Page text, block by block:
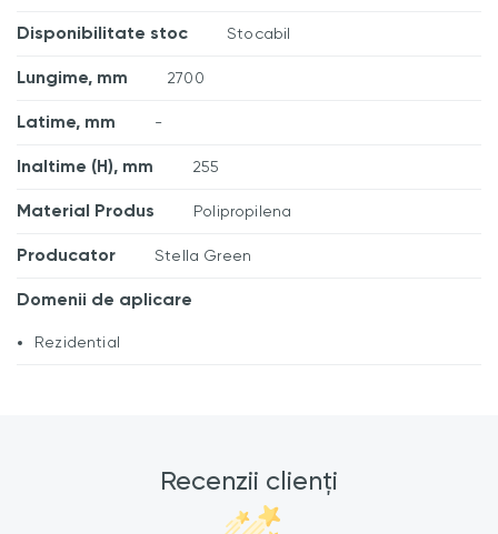
Disponibilitate stoc Stocabil
Lungime, mm 2700
Latime, mm -
Inaltime (H), mm 255
Material Produs Polipropilena
Producator Stella Green
Domenii de aplicare
Rezidential
Recenzii clienți